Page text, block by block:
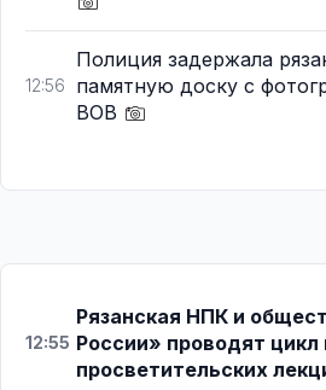
12:56
Полиция задержала
памятную доску с
ВОВ
12:55
Рязанская НПК и
России» проводят цикл
просветительских